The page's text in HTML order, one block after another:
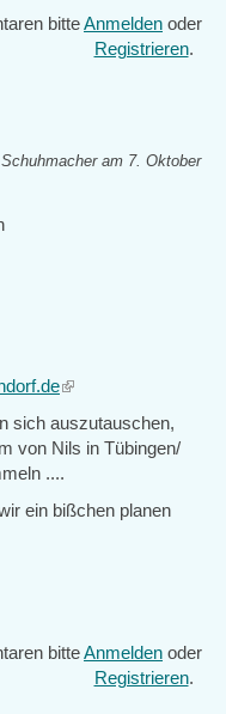
bitteAnmelden oder
Registrieren.
am 7. Oktober
(link
external)
sich auszutauschen,
von Nils in Tübingen/
....
ein bißchen planen
bitteAnmelden oder
Registrieren.